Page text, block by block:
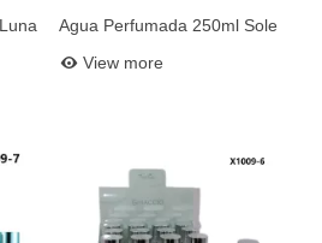
Agua Perfumada 250ml Sole
View more